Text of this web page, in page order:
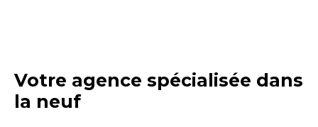
Votre agence spécialisée dans
la neuf